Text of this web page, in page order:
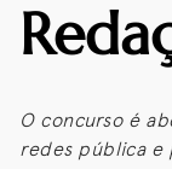
O concurso é
redes pública e